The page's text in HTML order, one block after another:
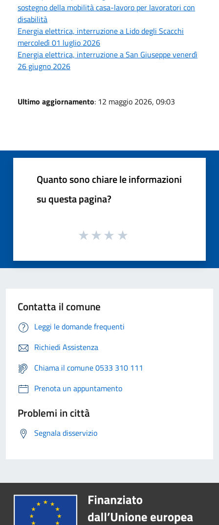
sostegno della mobilità casa-lavoro per lavoratori con
disabilità
Energia elettrica, interruzione a Lido degli Scacchi
mercoledì 01 luglio 2026
Energia elettrica, interruzione a San Giuseppe venerdì
26 giugno 2026
Ultimo aggiornamento: 12 maggio 2026, 09:03
Quanto sono chiare le informazioni
su questa pagina?
Contatta il comune
Leggi le domande frequenti
Richiedi Assistenza
Chiama il comune 0533 310 111
Prenota un appuntamento
Problemi in città
Segnala disservizio